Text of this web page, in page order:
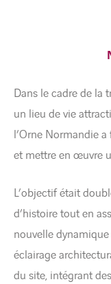
Dans le cadre de la
un lieu de vie
l’Orne Normandie
et mettre en œuvre
L’objectif était
d’histoire tout en
nouvelle
éclairage
du site, intégrant